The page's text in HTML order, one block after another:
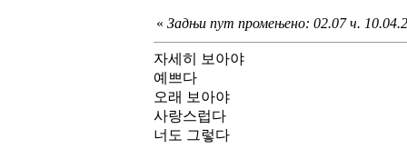
« Задњи пут промењено: 02.07 ч.
자세히 보아야
예쁘다
오래 보아야
사랑스럽다
너도 그렇다